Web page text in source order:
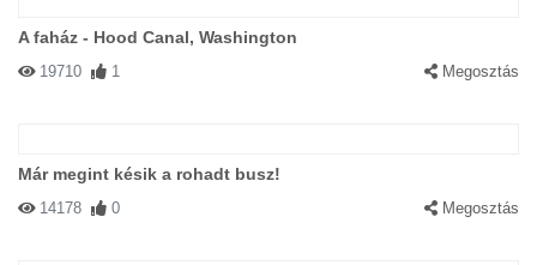
A faház - Hood Canal, Washington
19710 1 Megosztás
Már megint késik a rohadt busz!
14178 0 Megosztás